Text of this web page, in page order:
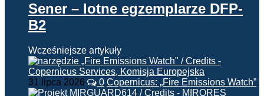
Sener – lotne egzemplarze DFP-
B2
Wcześniejsze artykuły
31 lipca 2026 0 Copernicus: „Fire Emissions Watch”